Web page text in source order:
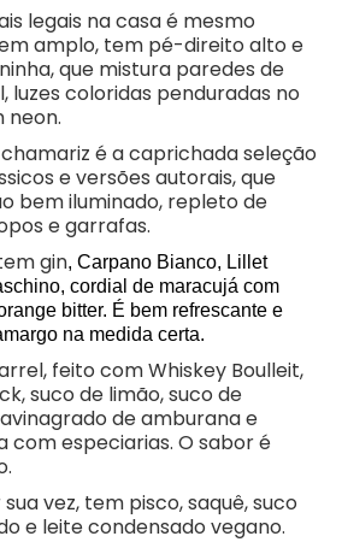
legais na casa é mesmo
amplo, tem pé-direito alto e
que mistura paredes de
luzes coloridas penduradas no
neon.
é a caprichada seleção
e versões autorais, que
bem iluminado, repleto de
e garrafas.
gin, Carpano Bianco, Lillet
cordial de maracujá com
bitter. É bem refrescante e
na medida certa.
feito com Whiskey Boulleit,
suco de limão, suco de
de amburana e
com especiarias. O sabor é
vez, tem pisco, saquê, suco
e leite condensado vegano.